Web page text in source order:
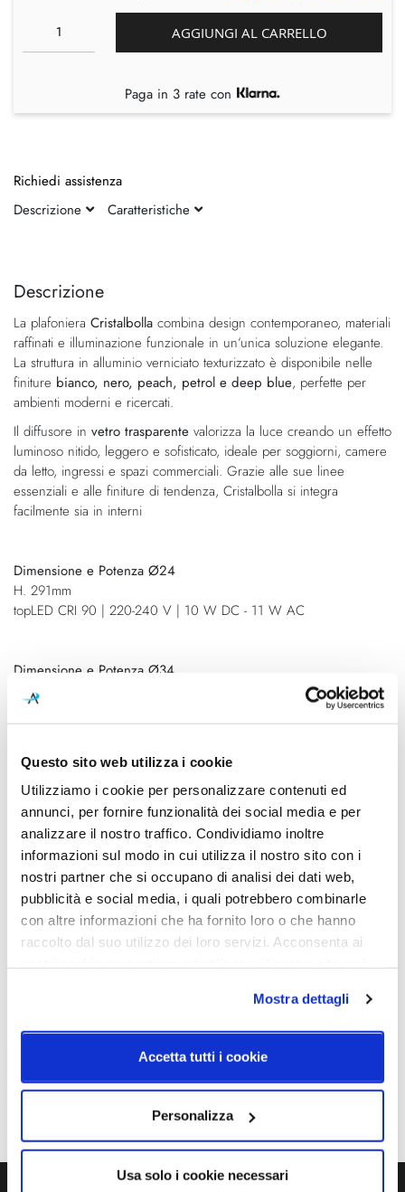
Questo sito web utilizza i cookie
Utilizziamo i cookie per personalizzare contenuti ed
annunci, per fornire funzionalità dei social media e per
analizzare il nostro traffico. Condividiamo inoltre
informazioni sul modo in cui utilizza il nostro sito con i
nostri partner che si occupano di analisi dei dati web,
pubblicità e social media, i quali potrebbero combinarle
con altre informazioni che ha fornito loro o che hanno
raccolto dal suo utilizzo dei loro servizi. Acconsenta ai
Mostra dettagli
Accetta tutti i cookie
Personalizza
Usa solo i cookie necessari
fine
galleria
di
immagini
della
di
immagini
Descrizione
La plafoniera Cristalbolla combina design contemporaneo, materiali
raffinati e illuminazione funzionale in un’unica soluzione elegante.
La struttura in alluminio verniciato texturizzato è disponibile nelle
finiture bianco, nero, peach, petrol e deep blue, perfette per
ambienti moderni e ricercati.
Il diffusore in vetro trasparente valorizza la luce creando un effetto
luminoso nitido, leggero e sofisticato, ideale per soggiorni, camere
da letto, ingressi e spazi commerciali. Grazie alle sue linee
essenziali e alle finiture di tendenza, Cristalbolla si integra
facilmente sia in interni
Dimensione e Potenza Ø24
H. 291mm
topLED CRI 90 | 220-240 V | 10 W DC - 11 W AC
Dimensione e Potenza Ø34
H. 381mm
topLED CRI 90 | 220-240 V | 17 W DC - 19 W AC
Dimensione e Potenza Ø44
H. 473mm
topLED CRI 90 | 220-240 V | 23 W DC - 26 W AC
Caratteristiche
Cod.Art.
CA090DBBMDI
Dimensione
Colore led
Sorgente luminosa
Led integrato
Dimmerazione
Classe energetica
A++
IP
AGGIUNGI AL CARRELLO
Paga in 3 rate con
Richiedi assistenza
Descrizione
Caratteristiche